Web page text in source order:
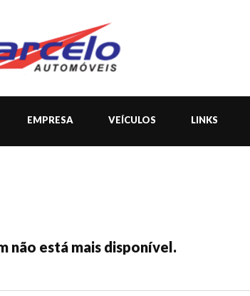
EMPRESA VEÍCULOS LINKS
não está mais disponível.